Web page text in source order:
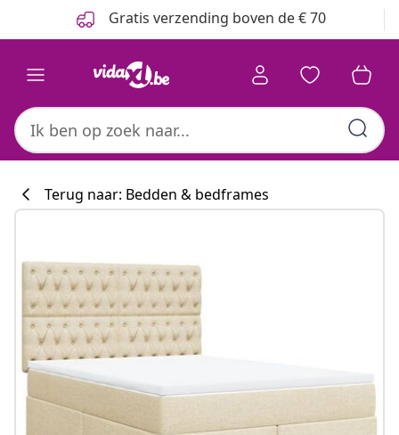
Gratis verzending boven de € 70
Terug naar: Bedden & bedframes